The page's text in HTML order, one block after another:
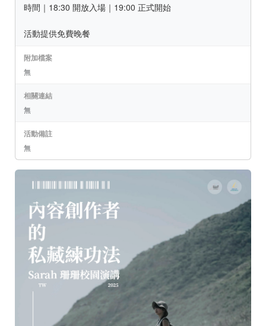
時間｜18:30 開放入場｜19:00 正式開始
活動提供免費晚餐
附加檔案
無
相關連結
無
活動備註
無